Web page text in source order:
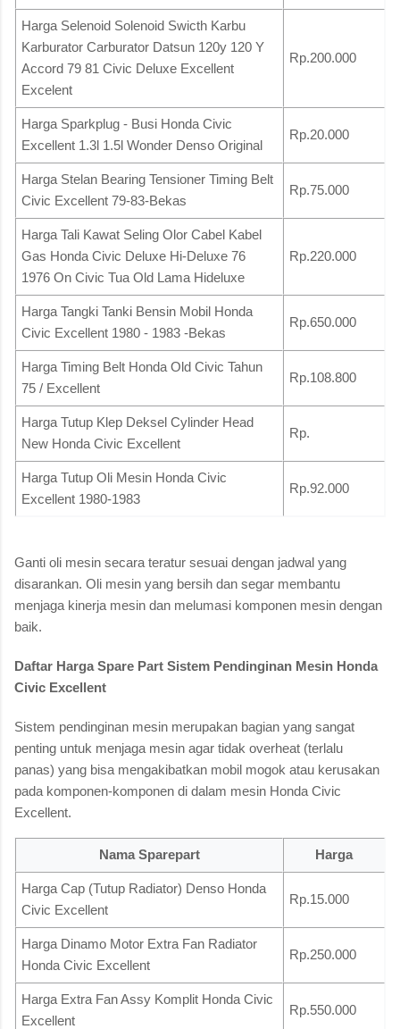
Harga Selenoid Solenoid Swicth Karbu
Karburator Carburator Datsun 120y 120 Y
Accord 79 81 Civic Deluxe Excellent
Excelent
Rp.200.000
Harga Sparkplug - Busi Honda Civic
Excellent 1.3l 1.5l Wonder Denso Original
Rp.20.000
Harga Stelan Bearing Tensioner Timing Belt
Civic Excellent 79-83-Bekas
Rp.75.000
Harga Tali Kawat Seling Olor Cabel Kabel
Gas Honda Civic Deluxe Hi-Deluxe 76
1976 On Civic Tua Old Lama Hideluxe
Rp.220.000
Harga Tangki Tanki Bensin Mobil Honda
Civic Excellent 1980 - 1983 -Bekas
Rp.650.000
Harga Timing Belt Honda Old Civic Tahun
75 / Excellent
Rp.108.800
Harga Tutup Klep Deksel Cylinder Head
New Honda Civic Excellent
Rp.
Harga Tutup Oli Mesin Honda Civic
Excellent 1980-1983
Rp.92.000
Ganti oli mesin secara teratur sesuai dengan jadwal yang
disarankan. Oli mesin yang bersih dan segar membantu
menjaga kinerja mesin dan melumasi komponen mesin dengan
baik.
Daftar Harga Spare Part Sistem Pendinginan Mesin Honda
Civic Excellent
Sistem pendinginan mesin merupakan bagian yang sangat
penting untuk menjaga mesin agar tidak overheat (terlalu
panas) yang bisa mengakibatkan mobil mogok atau kerusakan
pada komponen-komponen di dalam mesin Honda Civic
Excellent.
Nama Sparepart Harga
Harga Cap (Tutup Radiator) Denso Honda
Civic Excellent
Rp.15.000
Harga Dinamo Motor Extra Fan Radiator
Honda Civic Excellent
Rp.250.000
Harga Extra Fan Assy Komplit Honda Civic
Excellent
Rp.550.000